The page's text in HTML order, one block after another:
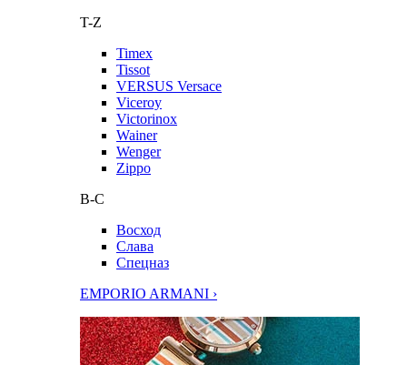
T-Z
Timex
Tissot
VERSUS Versace
Viceroy
Victorinox
Wainer
Wenger
Zippo
В-С
Восход
Слава
Спецназ
EMPORIO ARMANI ›